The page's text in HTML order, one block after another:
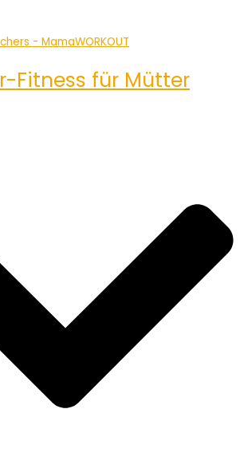
Fitness für Mütter